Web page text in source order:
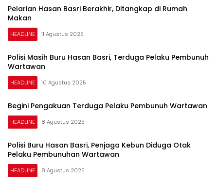
Pelarian Hasan Basri Berakhir, Ditangkap di Rumah
Makan
HEADLINE 11 Agustus 2025
Polisi Masih Buru Hasan Basri, Terduga Pelaku Pembunuh
Wartawan
HEADLINE 10 Agustus 2025
Begini Pengakuan Terduga Pelaku Pembunuh Wartawan
HEADLINE 8 Agustus 2025
Polisi Buru Hasan Basri, Penjaga Kebun Diduga Otak
Pelaku Pembunuhan Wartawan
HEADLINE 8 Agustus 2025